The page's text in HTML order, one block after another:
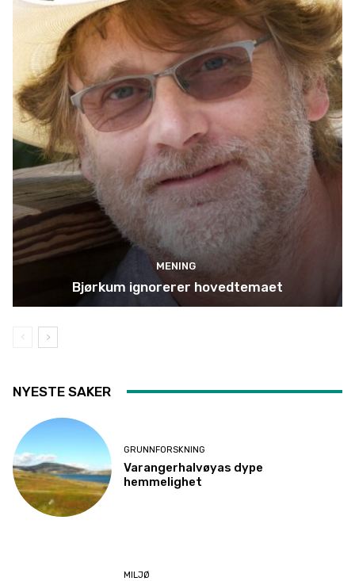
MENING
Bjørkum ignorerer hovedtemaet
NYESTE SAKER
GRUNNFORSKNING
Varangerhalvøyas dype
hemmelighet
MILJØ